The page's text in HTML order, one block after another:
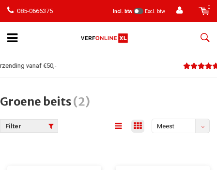
085-0666375 Incl. btw Excl. btw
0
Groene beits(2)
Filter
Meest